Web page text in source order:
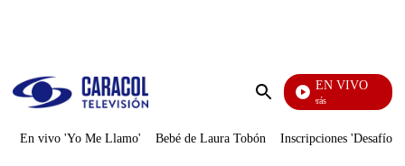
Enviar
EN VIVO
También Caerás
En vivo 'Yo Me Llamo' Bebé de Laura Tobón Inscripciones 'Desafío'